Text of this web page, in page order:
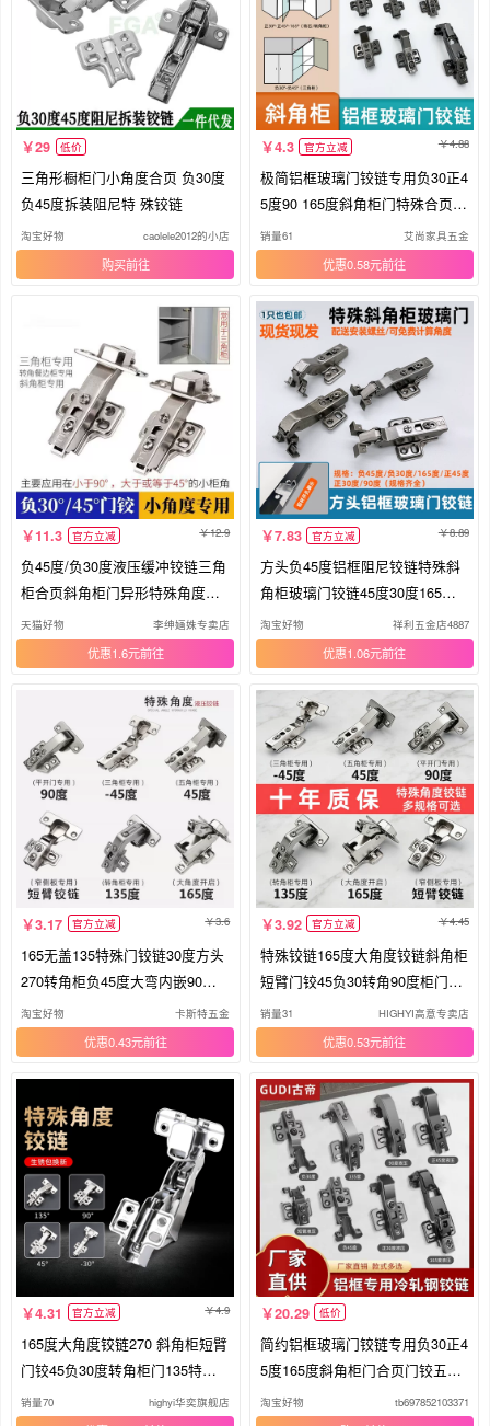
29 低价
三角形橱柜门小角度合页 负30度
负45度拆装阻尼特 殊铰链
淘宝好物 caolele2012的小店
购买
4.3 官方立减 4.88
极简铝框玻璃门铰链专用负30正4
5度90 165度斜角柜门特殊合页门
铰
销量61 艾尚家具五金
优惠0.58元
11.3 官方立减 12.9
负45度/负30度液压缓冲铰链三角
柜合页斜角柜门异形特殊角度铰
链
天猫好物 李绅婳姝专卖店
优惠1.6元
7.83 官方立减 8.89
方头负45度铝框阻尼铰链特殊斜
角柜玻璃门铰链45度30度165度9
0度
淘宝好物 祥利五金店4887
优惠1.06元
3.17 官方立减 3.6
165无盖135特殊门铰链30度方头
270转角柜负45度大弯内嵌90合
页180
淘宝好物 卡斯特五金
优惠0.43元
3.92 官方立减 4.45
特殊铰链165度大角度铰链斜角柜
短臂门铰45负30转角90度柜门合
页
销量31 HIGHYI高意专卖店
优惠0.53元
4.31 官方立减 4.9
165度大角度铰链270 斜角柜短臂
门铰45负30度转角柜门135特殊
合页
销量70 highyi华奕旗舰店
20.29 低价
简约铝框玻璃门铰链专用负30正4
5度165度斜角柜门合页门铰五金
件
淘宝好物 tb697852103371